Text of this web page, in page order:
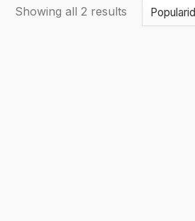
Showing all 2 results